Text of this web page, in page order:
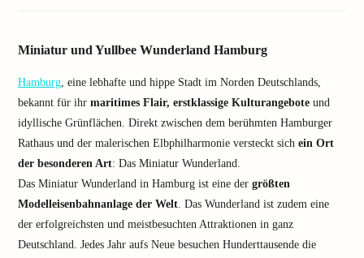
Miniatur und Yullbee Wunderland Hamburg
Hamburg, eine lebhafte und hippe Stadt im Norden Deutschlands,
bekannt für ihr maritimes Flair, erstklassige Kulturangebote und
idyllische Grünflächen. Direkt zwischen dem berühmten Hamburger
Rathaus und der malerischen Elbphilharmonie versteckt sich ein Ort
der besonderen Art: Das Miniatur Wunderland.
Das Miniatur Wunderland in Hamburg ist eine der größten
Modelleisenbahnanlage der Welt. Das Wunderland ist zudem eine
der erfolgreichsten und meistbesuchten Attraktionen in ganz
Deutschland. Jedes Jahr aufs Neue besuchen Hunderttausende die